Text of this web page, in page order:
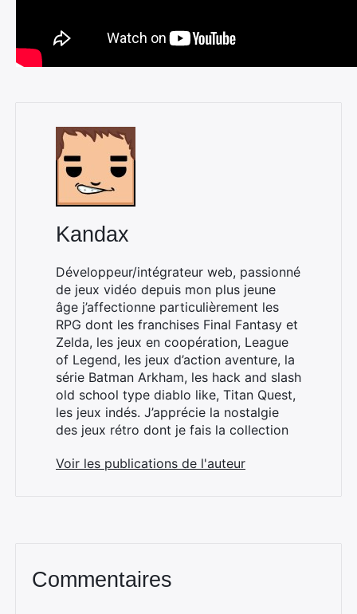
Kandax
Développeur/intégrateur web, passionné
de jeux vidéo depuis mon plus jeune
âge j’affectionne particulièrement les
RPG dont les franchises Final Fantasy et
Zelda, les jeux en coopération, League
of Legend, les jeux d’action aventure, la
série Batman Arkham, les hack and slash
old school type diablo like, Titan Quest,
les jeux indés. J’apprécie la nostalgie
des jeux rétro dont je fais la collection
Voir les publications de l'auteur
Commentaires
Rechercher